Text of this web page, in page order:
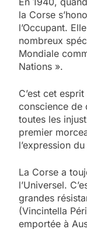
la Corse
l’Occupant.
nombreux
Mondiale
Nations ».
C’est cet
conscience de
toutes les
premier
l’expression
La Corse a
l’Universel.
grandes
(Vincintella
emportée à